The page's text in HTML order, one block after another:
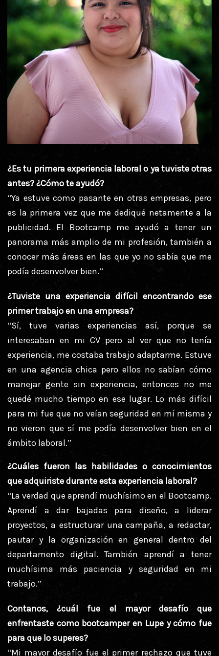
¿Es tu primera experiencia laboral o ya tuviste otras
antes? ¿Cómo te ayudó?
‘‘Ya estuve como pasante en otras empresas, pero
es la primera vez que me dediqué netamente a la
publicidad. El Bootcamp me ayudó a tener un
panorama más amplio de mi profesión, también a
conocer más áreas en las que yo no sabía que me
podía desenvolver bien.’’
¿Tuviste una experiencia difícil encontrando ese
primer trabajo en una empresa?
‘‘Sí, tuve varias experiencias así, porque se
interesaban en mi CV pero al ver que no tenía
experiencia, me costaba trabajo adaptarme. Estuve
en una agencia chica pero ellos no sabían cómo
manejar gente sin experiencia, entonces no me
quedé mucho tiempo en ese lugar. Lo más difícil
para mi fue que no veían seguridad en mí misma y
no vieron que sí me podía desenvolver bien en el
ámbito laboral.’’
¿Cuáles fueron las habilidades o conocimientos
que adquiriste durante esta experiencia laboral?
‘‘La verdad que aprendí muchísimo en el Bootcamp.
Aprendí a dar bajadas para diseño, a liderar
proyectos, a estructurar una campaña, a redactar,
pautar y la organización en general dentro del
departamento digital. También aprendí a tener
muchísima más paciencia y seguridad en mi
trabajo.’’
Contanos, ¿cuál fue el mayor desafío que
enfrentaste como bootcamper en Lupe y cómo fue
para que lo superes?
‘‘Mi mayor desafío fue el primer rechazo que tuve